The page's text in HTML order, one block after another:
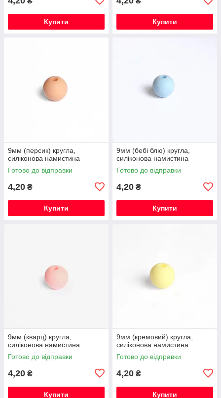
Купити Купити
9мм (персик) кругла,
силіконова намистина
Готово до відправки
4,20 ₴
Купити
9мм (бебі блю) кругла,
силіконова намистина
Готово до відправки
4,20 ₴
Купити
9мм (кварц) кругла,
силіконова намистина
Готово до відправки
4,20 ₴
Купити
9мм (кремовий) кругла,
силіконова намистина
Готово до відправки
4,20 ₴
Купити